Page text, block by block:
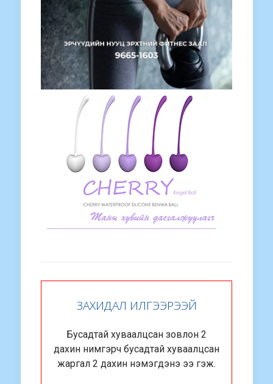
ЗАХИДАЛ ИЛГЭЭРЭЭЙ
Бусадтай хуваалцсан зовлон 2
дахин нимгэрч бусадтай хуваалцсан
жаргал 2 дахин нэмэгдэнэ ээ гэж.